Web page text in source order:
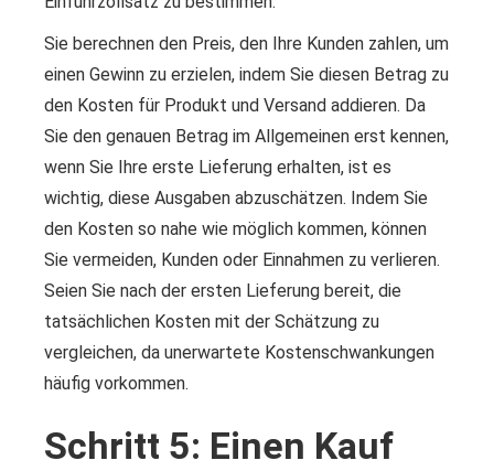
Sie berechnen den Preis, den Ihre Kunden zahlen, um
einen Gewinn zu erzielen, indem Sie diesen Betrag zu
den Kosten für Produkt und Versand addieren. Da
Sie den genauen Betrag im Allgemeinen erst kennen,
wenn Sie Ihre erste Lieferung erhalten, ist es
wichtig, diese Ausgaben abzuschätzen. Indem Sie
den Kosten so nahe wie möglich kommen, können
Sie vermeiden, Kunden oder Einnahmen zu verlieren.
Seien Sie nach der ersten Lieferung bereit, die
tatsächlichen Kosten mit der Schätzung zu
vergleichen, da unerwartete Kostenschwankungen
häufig vorkommen.
Schritt 5: Einen Kauf